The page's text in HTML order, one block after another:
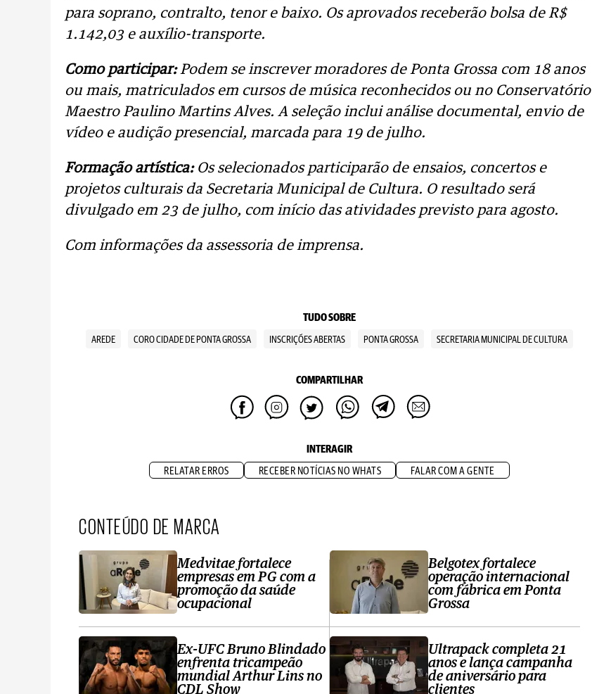
para soprano, contralto, tenor e baixo. Os aprovados receberão bolsa de R$
1.142,03 e auxílio-transporte.
Como participar:Podem se inscrever moradores de Ponta Grossa com 18 anos
ou mais, matriculados em cursos de música reconhecidos ou no Conservatório
Maestro Paulino Martins Alves. A seleção inclui análise documental, envio de
vídeo e audição presencial, marcada para 19 de julho.
Formação artística:Os selecionados participarão de ensaios, concertos e
projetos culturais da Secretaria Municipal de Cultura. O resultado será
divulgado em 23 de julho, com início das atividades previsto para agosto.
Com informações da assessoria de imprensa.
TUDO SOBRE
AREDE CORO CIDADE DE PONTA GROSSA INSCRIÇÕES ABERTAS PONTA GROSSA SECRETARIA MUNICIPAL DE CULTURA
COMPARTILHAR
INTERAGIR
RELATAR ERROS RECEBER NOTÍCIAS NO WHATS FALAR COM A GENTE
CONTEÚDO DE MARCA
Medvitae fortalece
empresas em PG com a
promoção da saúde
ocupacional
Ex-UFC Bruno Blindado
enfrenta tricampeão
mundial Arthur Lins no
CDL Show
Belgotex fortalece
operação internacional
com fábrica em Ponta
Grossa
Ultrapack completa 21
anos e lança campanha
de aniversário para
clientes